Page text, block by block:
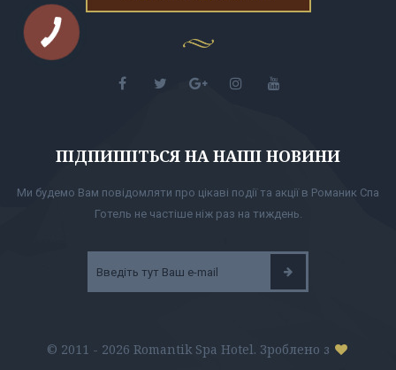
ПІДПИШІТЬСЯ НА НАШІ НОВИНИ
Ми будемо Вам повідомляти про цікаві події та акції в Романик Спа
Готель не частіше ніж раз на тиждень.
© 2011 - 2026 Romantik Spa Hotel. Зроблено з